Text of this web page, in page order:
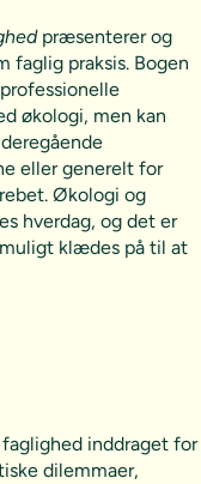
præsenterer og
faglig praksis. Bogen
økologi, men kan
eller generelt for
Økologi og
hverdag, og det er
klædes på til at
inddraget for
dilemmaer,